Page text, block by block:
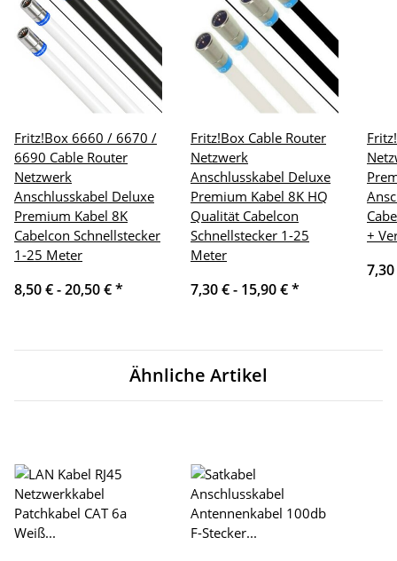
Fritz!Box 6660 / 6670 /
6690 Cable Router
Netzwerk
Anschlusskabel Deluxe
Premium Kabel 8K
Cabelcon Schnellstecker
1-25 Meter
8,50 € -20,50 €*
Fritz!Box Cable Router
Netzwerk
Anschlusskabel Deluxe
Premium Kabel 8K HQ
Qualität Cabelcon
Schnellstecker 1-25
Meter
7,30 € - 15,90 €*
+
Ähnliche Artikel